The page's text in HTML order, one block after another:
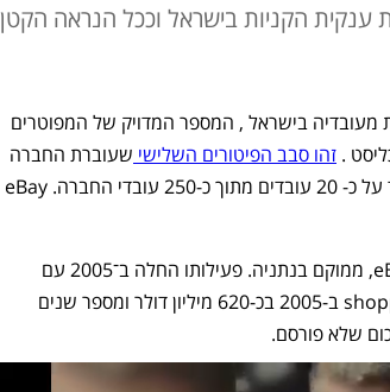
ענקית הקניות בישראל וככל הנראה הקטן
. זהו סבב הפיטורים השלישי
שלא פורסם.